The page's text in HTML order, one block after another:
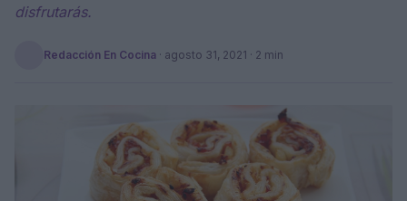
disfrutarás.
Redacción En Cocina · agosto 31, 2021 · 2 min